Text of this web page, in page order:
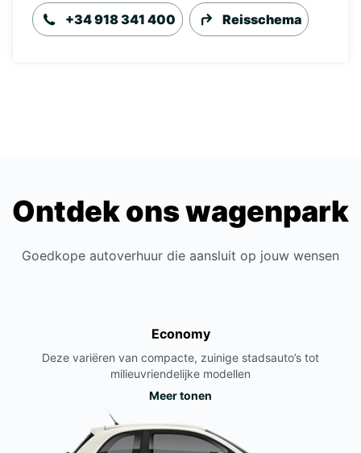
+34 918 341 400 Reisschema
Ontdek ons wagenpark
Goedkope autoverhuur die aansluit op jouw wensen
Economy
Deze variëren van compacte, zuinige stadsauto’s tot
milieuvriendelijke modellen
Meer tonen